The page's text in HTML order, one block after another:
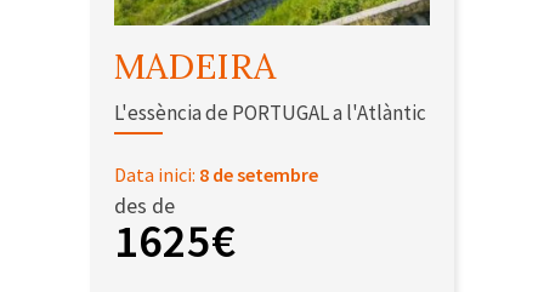
MADEIRA
L'essència de PORTUGAL a l'Atlàntic
Data inici: 8 de setembre
des de
1625€